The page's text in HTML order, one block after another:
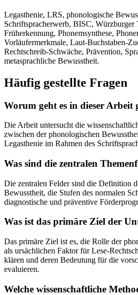
Legasthenie, LRS, phonologische
Schriftspracherwerb, BISC, Würzburger
Früherkennung, Phonemsynthese,
Vorläufermerkmale, Laut-Buchstaben-
Rechtschreib-Schwäche, Prävention,
metasprachliche Bewusstheit.
Häufig gestellte Fragen
Worum geht es in dieser Arbeit
Die Arbeit untersucht die
zwischen der phonologischen
Legasthenie im Rahmen des
Was sind die zentralen
Die zentralen Felder sind die Definition
Bewusstheit, die Stufen des normalen
diagnostische und präventive
Was ist das primäre Ziel der
Das primäre Ziel ist es, die Rolle der
als ursächlichen Faktor für Lese-
klären und deren Bedeutung für die
evaluieren.
Welche wissenschaftliche